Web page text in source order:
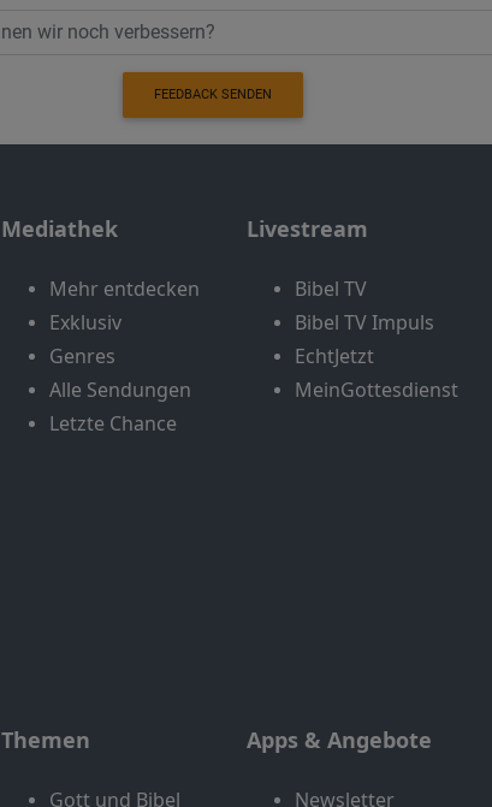
FEEDBACK SENDEN
Mediathek
Mehr entdecken
Exklusiv
Genres
Alle Sendungen
Letzte Chance
Livestream
Bibel TV
Bibel TV Impuls
EchtJetzt
MeinGottesdienst
Themen
Gott und Bibel
Apps & Angebote
Newsletter